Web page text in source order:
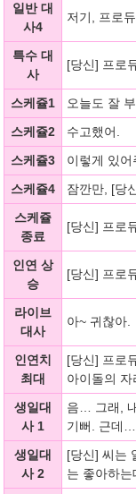
일반 대
사4
저기, 프로
특수 대
사
[당신] 프로
스케쥴1
오늘도 잘
스케쥴2
수고했어.
스케쥴3
이렇게 있
스케쥴4
잠깐만, [당
스케쥴
종료
[당신] 프로
인연 상
승
[당신] 프로
라이브
대사
아~ 귀찮아.
인연치
최대
[당신] 프로
아이돌의
생일대
사 1
음… 그래,
기뻐. 근데
생일대
사 2
[당신] 씨는
는 좋아하